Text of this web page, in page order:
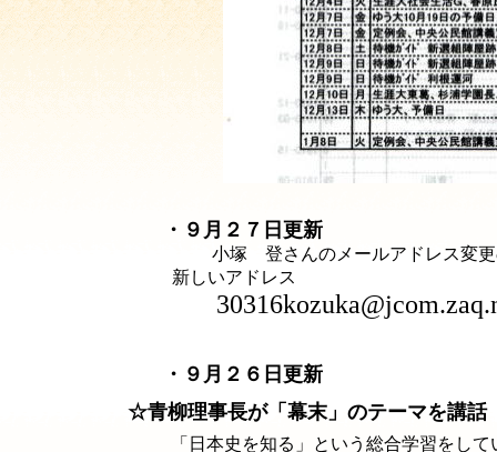
・９月２７日更新
小塚 登さんのメールアドレス変
新しいアドレス
・９月２６日更新
☆青柳理事長が「幕末」のテーマを講話
「日本史を知る」という総合学習をし